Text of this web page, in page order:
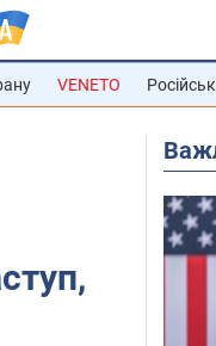
VENETO